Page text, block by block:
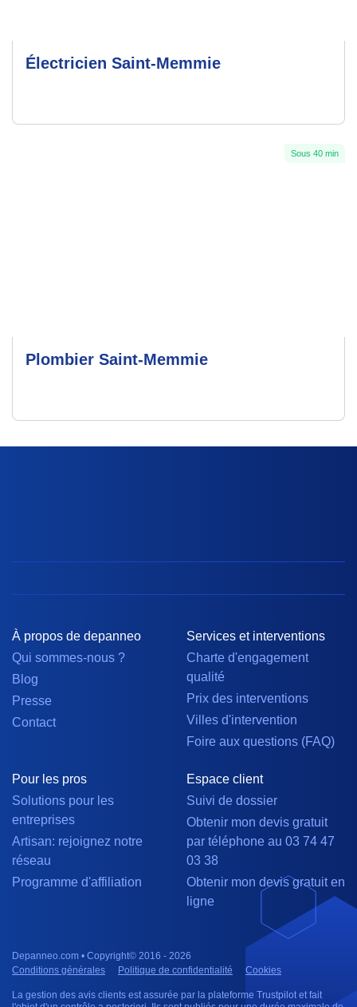
Électricien Saint-Memmie
Sous 40 min
Plombier Saint-Memmie
À propos de depanneo
Qui sommes-nous ?
Blog
Presse
Contact
Services et interventions
Charte d'engagement
qualité
Prix des interventions
Villes d'intervention
Foire aux questions (FAQ)
Pour les pros
Solutions pour les
entreprises
Artisan: rejoignez notre
réseau
Programme d'affiliation
Espace client
Suivi de dossier
Obtenir mon devis gratuit
par téléphone au 03 74 47
03 38
Obtenir mon devis gratuit en
ligne
Depanneo.com • Copyright© 2016 - 2026
Conditions générales
Politique de confidentialité Cookies
La gestion des avis clients est assurée par la plateforme Trustpilot et fait